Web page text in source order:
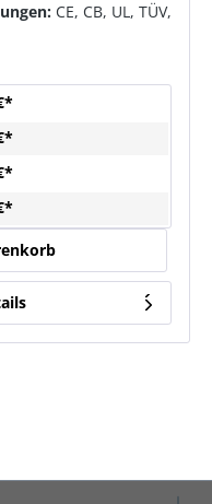
CE, CB, UL, TÜV,